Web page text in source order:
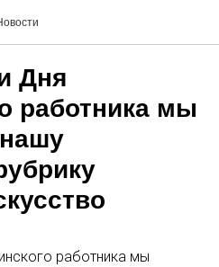
Дня
работника мы
работника мы